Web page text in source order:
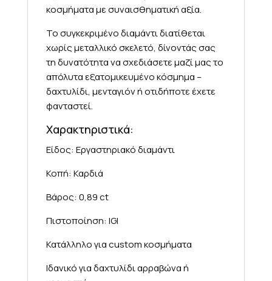
κοσμήματα με συναισθηματική αξία.
Το συγκεκριμένο διαμάντι διατίθεται
χωρίς μεταλλικό σκελετό, δίνοντάς σας
τη δυνατότητα να σχεδιάσετε μαζί μας το
απόλυτα εξατομικευμένο κόσμημα –
δαχτυλίδι, μενταγιόν ή οτιδήποτε έχετε
φανταστεί.
Χαρακτηριστικά:
Είδος: Εργαστηριακό διαμάντι
Κοπή: Καρδιά
Βάρος: 0,89 ct
Πιστοποίηση: IGI
Κατάλληλο για custom κοσμήματα
Ιδανικό για δαχτυλίδι αρραβώνα ή